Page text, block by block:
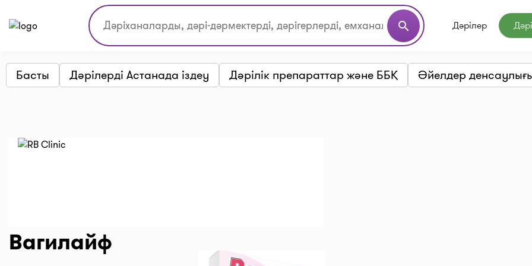
search Дәрілер
Басты Дәрілерді Астанада іздеу Дәрілік препараттар және ББҚ Әйелдер
Вагилайф